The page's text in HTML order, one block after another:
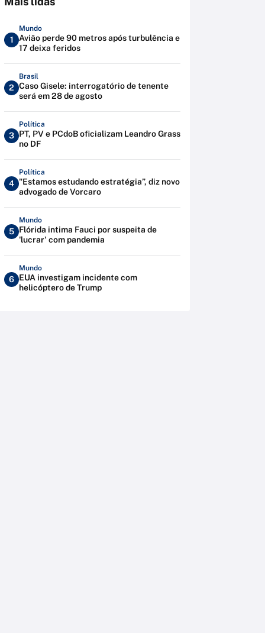
1
Mundo
Avião perde 90 metros após turbulência e
17 deixa feridos
2
Brasil
Caso Gisele: interrogatório de tenente
será em 28 de agosto
3
Política
PT, PV e PCdoB oficializam Leandro Grass
no DF
4
Política
"Estamos estudando estratégia”, diz novo
advogado de Vorcaro
5
Mundo
Flórida intima Fauci por suspeita de
'lucrar' com pandemia
6
Mundo
EUA investigam incidente com
helicóptero de Trump